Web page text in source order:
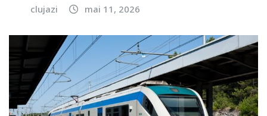
clujazi mai 11, 2026